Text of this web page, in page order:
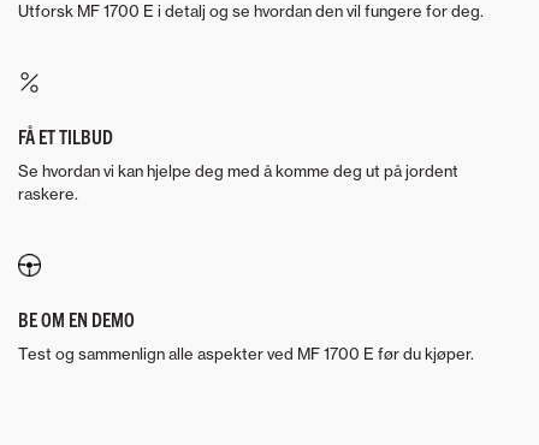
Utforsk MF 1700 E i detalj og se hvordan den vil fungere for deg.
FÅ ET TILBUD
Se hvordan vi kan hjelpe deg med å komme deg ut på jordent
raskere.
BE OM EN DEMO
Test og sammenlign alle aspekter ved MF 1700 E før du kjøper.